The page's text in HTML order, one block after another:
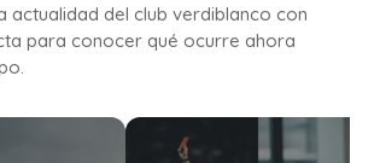
actualidad del club verdiblanco con
para conocer qué ocurre ahora